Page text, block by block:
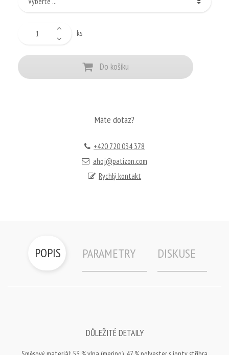
ks
Do košíku
Máte dotaz?
+420 720 034 378
ahoj@patizon.com
Rychlý kontakt
POPIS PARAMETRY DISKUSE
DŮLEŽITÉ DETAILY